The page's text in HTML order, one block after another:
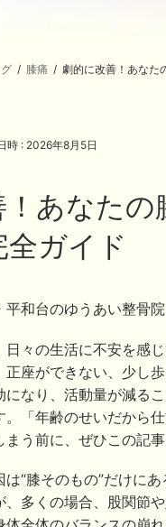
膝痛 劇的に改善！あなた
時 : 2026年8月5日
あなた
全ガイド
和台のゆうあい整骨院
日々の生活に不安を感
正座ができない、少し
になり、活動量が減る
「年齢のせいだから
う前に、ぜひこの記事
“膝そのもの”だけに
多くの場合、股関節